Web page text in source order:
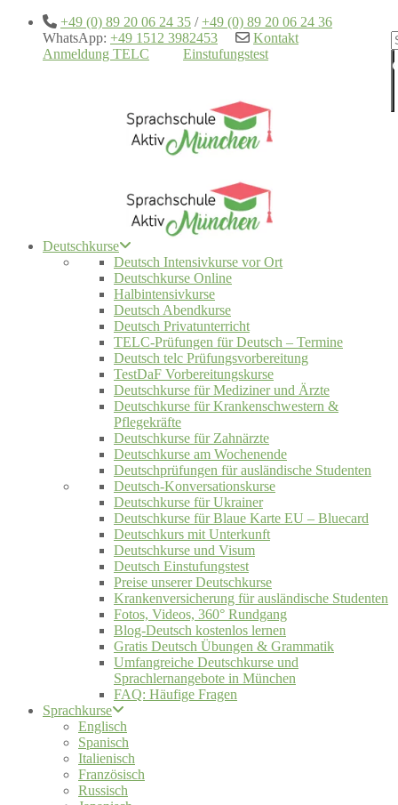
+49 (0) 89 20 06 24 35 /+49 (0) 89 20 06 24 36
WhatsApp: +49 1512 3982453
Kontakt
Anmeldung TELC
Einstufungstest
Deutschkurse
Deutsch Intensivkurse vor Ort
Deutschkurse Online
Halbintensivkurse
Deutsch Abendkurse
Deutsch Privatunterricht
TELC-Prüfungen für Deutsch – Termine
Deutsch telc Prüfungsvorbereitung
TestDaF Vorbereitungskurse
Deutschkurse für Mediziner und Ärzte
Deutschkurse für Krankenschwestern &
Pflegekräfte
Deutschkurse für Zahnärzte
Deutschkurse am Wochenende
Deutschprüfungen für ausländische Studenten
Deutsch-Konversationskurse
Deutschkurse für Ukrainer
Deutschkurse für Blaue Karte EU – Bluecard
Deutschkurs mit Unterkunft
Deutschkurse und Visum
Deutsch Einstufungstest
Preise unserer Deutschkurse
Krankenversicherung für ausländische Studenten
Fotos, Videos, 360° Rundgang
Blog-Deutsch kostenlos lernen
Gratis Deutsch Übungen & Grammatik
Umfangreiche Deutschkurse und
Sprachlernangebote in München
FAQ: Häufige Fragen
Sprachkurse
Englisch
Spanisch
Italienisch
Französisch
Russisch